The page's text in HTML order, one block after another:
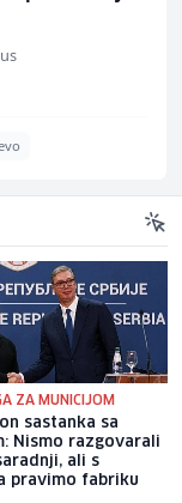
ZA MUNICIJOM
sastanka sa
Nismo razgovarali
ali s
pravimo fabriku